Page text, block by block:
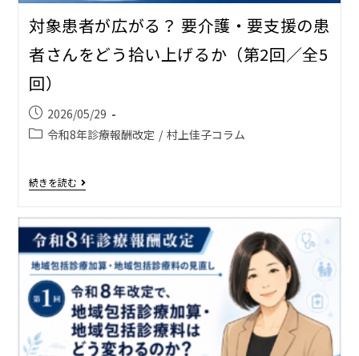
対象患者が広がる？ 要介護・要支援の患
者さんをどう拾い上げるか（第2回／全5
回）
2026/05/29
令和8年診療報酬改定 / 村上佳子コラム
続きを読む